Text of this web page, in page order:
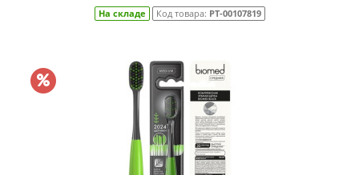
На складе Код товара: РТ-00107819